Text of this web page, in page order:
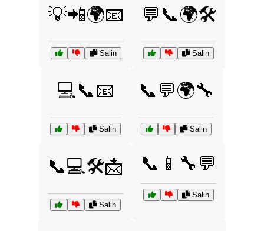
💡📲🌍📧
Salin
💬📞🌍🛠️
Salin
💻📞📧
Salin
📞💬🌍🔧
Salin
📞💻🛠️📩
Salin
📞📱🔧💬
Salin